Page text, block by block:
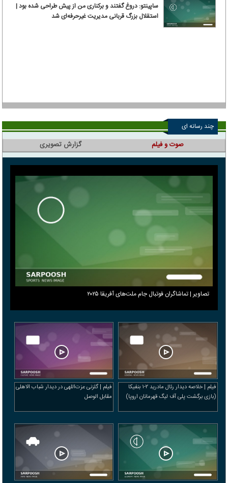
ساپینتو: دروغ گفتند و برکناری من از پیش طراحی شده بود |
استقلال بزرگ قربانی مدیریت غیرحرفه‌ای شد
چند رسانه ای
صوت و فیلم
تصاویر | تماشاگران فوتبال جام ملت‌های آفریقا ۲۰۲۵
فیلم | خلاصه دیدار رئال مادرید ۲-۱ بنفیکا
(بازی برگشت پلی آف لیگ قهرمانان اروپا)
فیلم | گلزنی عزت‌اللهی در دیدار شباب الاهلی
مقابل الوصل
گزارش تصویری